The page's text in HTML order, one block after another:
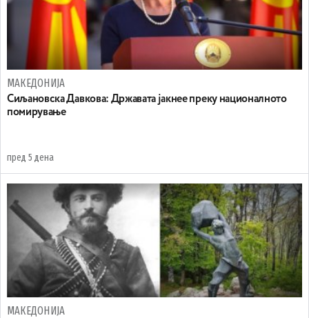
МАКЕДОНИЈА
Сиљановска Давкова: Државата јакнее преку националното
помирување
пред 5 дена
МАКЕДОНИЈА